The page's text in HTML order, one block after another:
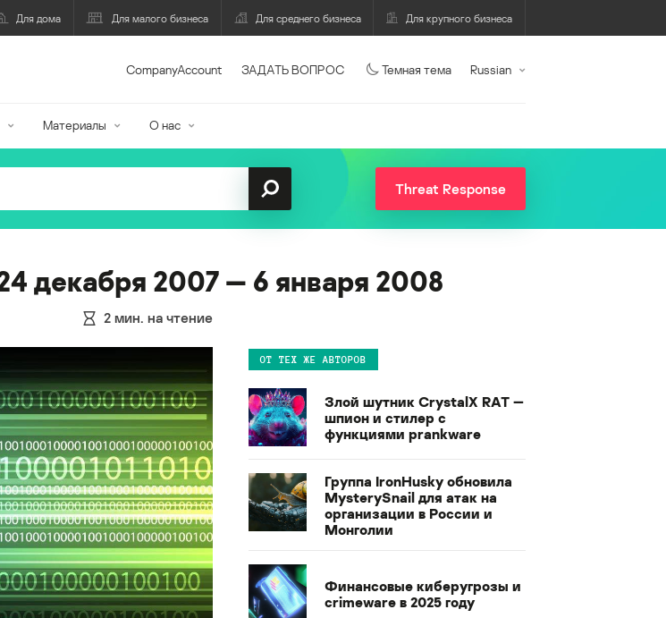
Для дома Для малого бизнеса Для среднего бизнеса Для крупного бизнеса
CompanyAccount ЗАДАТЬ ВОПРОС Темная тема Russian
Материалы О нас
Threat Response
декабря 2007 — 6 января 2008
2 мин. на чтение
ОТ ТЕХ ЖЕ АВТОРОВ
Злой шутник CrystalX RAT —
шпион и стилер с
функциями prankware
Группа IronHusky обновила
MysterySnail для атак на
организации в России и
Монголии
Финансовые киберугрозы и
crimeware в 2025 году